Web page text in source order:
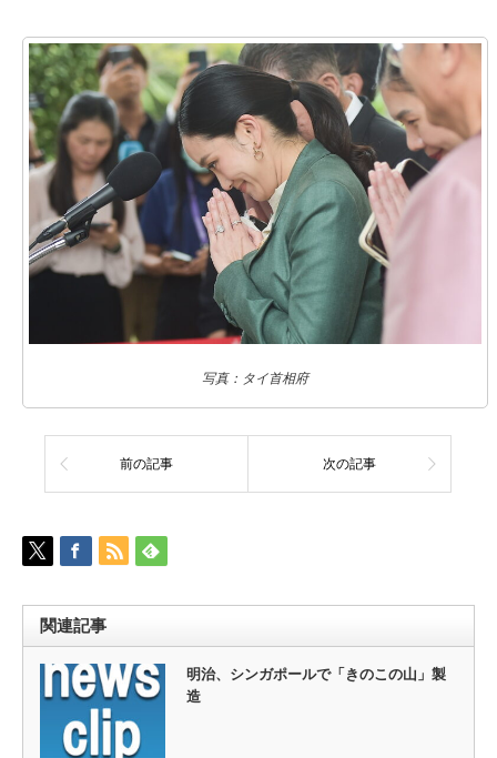
写真：タイ首相府
前の記事 次の記事
関連記事
明治、シンガポールで「きのこの山」製
造